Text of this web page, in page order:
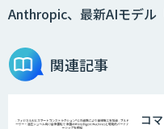
Anthropic、最新AIモデル
関連記事
コ